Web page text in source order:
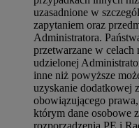
uzasadnione w
zapytaniem oraz
Administratora.
przetwarzane w
udzielonej
inne niż powyższe
uzyskanie dodatkowej
obowiązującego
którym dane osobowe
rozporządzenia PE i